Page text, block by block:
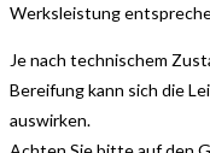
Werksleistung
Je nach technischem
Bereifung kann sich die
auswirken.